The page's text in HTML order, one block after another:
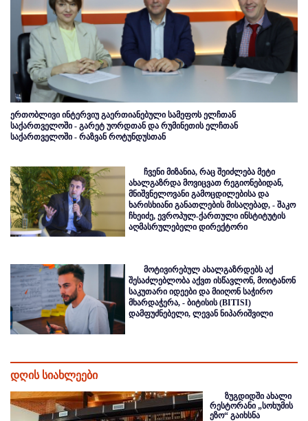
ერთობლივი ინტერვიუ გაერთიანებული სამეფოს ელჩთან
საქართველოში - გარეტ უორდთან და რუმინეთის ელჩთან
საქართველოში - რაზვან როტუნდუსთან
ჩვენი მიზანია, რაც შეიძლება მეტი
ახალგაზრდა მოვიცვათ რეგიონებიდან,
მნიშვნელოვანი გამოცდილებისა და
ხარისხიანი განათლების მისაღებად, - შაკო
ჩხეიძე, ევროპულ-ქართული ინსტიტუტის
აღმასრულებელი დირექტორი
მოტივირებულ ახალგაზრდებს აქ
შესაძლებლობა აქვთ ისწავლონ, მოიტანონ
საკუთარი იდეები და მიიღონ საჭირო
მხარდაჭერა, - ბიტისის (BITISI)
დამფუძნებელი, ლევან ნიპარიშვილი
დღის სიახლეები
ზუგდიდში ახალი
რესტორანი „სოხუმის
ეზო“ გაიხსნა